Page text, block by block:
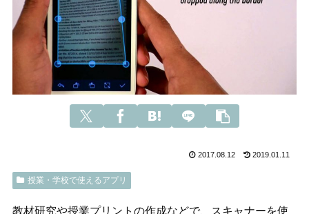
2017.08.12 2019.01.11
授業・学校で使えるアプリ
教材研究や授業プリントの作成などで、スキャナーを使